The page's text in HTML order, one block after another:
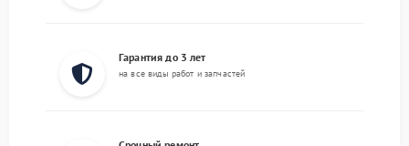
Гарантия до 3 лет
на все виды работ и запчастей